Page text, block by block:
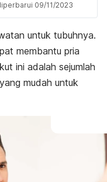
09/11/2023
untuk tubuhnya.
membantu pria
ini adalah sejumlah
mudah untuk